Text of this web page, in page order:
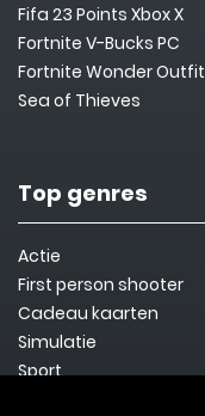
Fifa 23 Points Xbox X
Fortnite V-Bucks PC
Fortnite Wonder Outfit
Sea of Thieves
Top genres
Actie
First person shooter
Cadeau kaarten
Simulatie
Sport